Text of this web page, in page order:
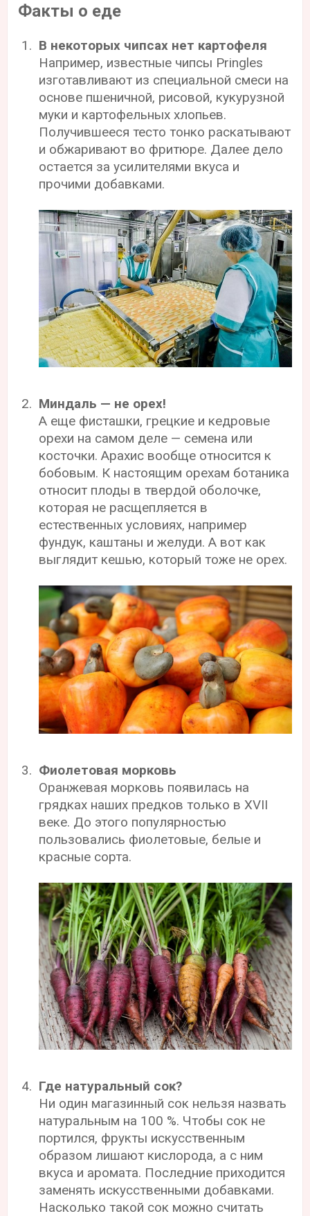
Факты о еде
В некоторых чипсах нет картофеля
Например, известные чипсы Pringles
изготавливают из специальной смеси на
основе пшеничной, рисовой, кукурузной
муки и картофельных хлопьев.
Получившееся тесто тонко раскатывают
и обжаривают во фритюре. Далее дело
остается за усилителями вкуса и
прочими добавками.
Миндаль — не орех!
А еще фисташки, грецкие и кедровые
орехи на самом деле — семена или
косточки. Арахис вообще относится к
бобовым. К настоящим орехам ботаника
относит плоды в твердой оболочке,
которая не расщепляется в
естественных условиях, например
фундук, каштаны и желуди. А вот как
выглядит кешью, который тоже не орех.
Фиолетовая морковь
Оранжевая морковь появилась на
грядках наших предков только в XVII
веке. До этого популярностью
пользовались фиолетовые, белые и
красные сорта.
Где натуральный сок?
Ни один магазинный сок нельзя назвать
натуральным на 100 %. Чтобы сок не
портился, фрукты искусственным
образом лишают кислорода, а с ним
вкуса и аромата. Последние приходится
заменять искусственными добавками.
Насколько такой сок можно считать